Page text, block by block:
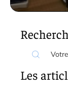
Les